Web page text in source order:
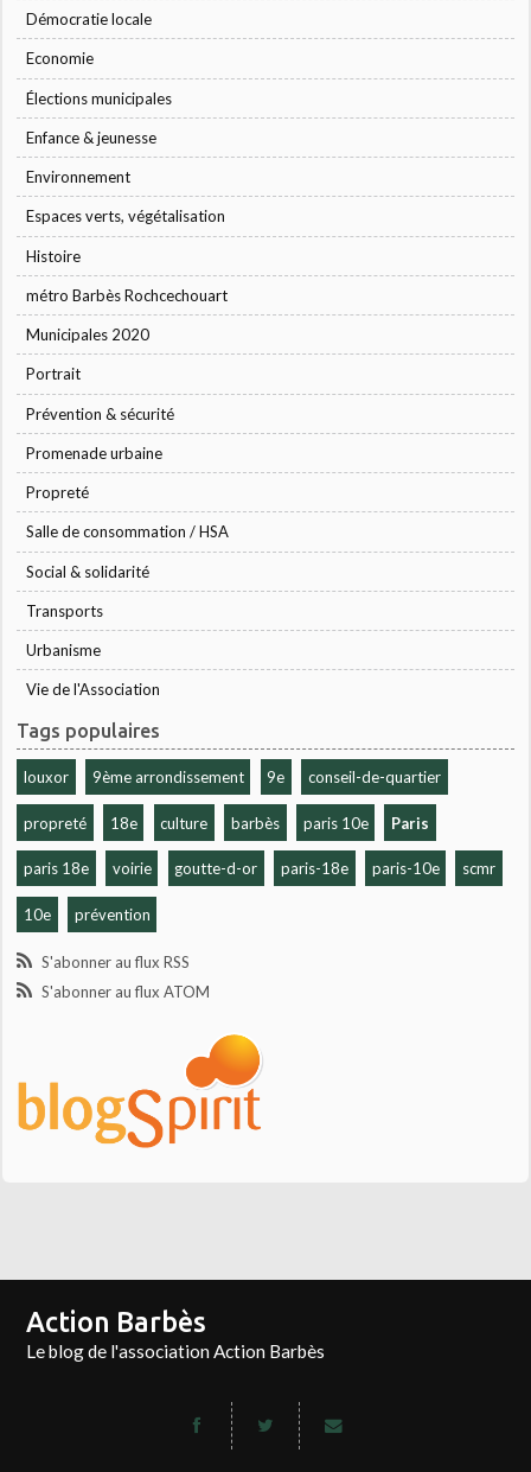
Démocratie locale
Economie
Élections municipales
Enfance & jeunesse
Environnement
Espaces verts, végétalisation
Histoire
métro Barbès Rochcechouart
Municipales 2020
Portrait
Prévention & sécurité
Promenade urbaine
Propreté
Salle de consommation / HSA
Social & solidarité
Transports
Urbanisme
Vie de l'Association
Tags populaires
louxor 9ème arrondissement 9e conseil-de-quartier
propreté 18e culture barbès paris 10e Paris
paris 18e voirie goutte-d-or paris-18e paris-10e scmr
10e prévention
S'abonner au flux RSS
S'abonner au flux ATOM
Action Barbès
Le blog de l'association Action Barbès